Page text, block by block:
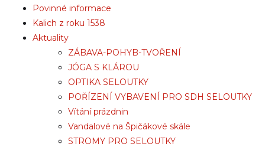
Povinné informace
Kalich z roku 1538
Aktuality
ZÁBAVA-POHYB-TVOŘENÍ
JÓGA S KLÁROU
OPTIKA SELOUTKY
POŘÍZENÍ VYBAVENÍ PRO SDH SELOUTKY
Vítání prázdnin
Vandalové na Špičákové skále
STROMY PRO SELOUTKY